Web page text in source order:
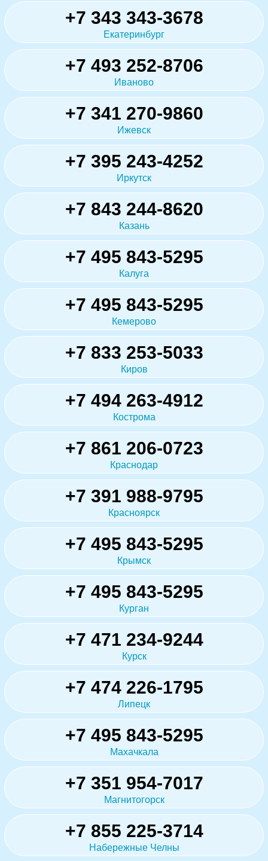
+7 343 343-3678
Екатеринбург
+7 493 252-8706
Иваново
+7 341 270-9860
Ижевск
+7 395 243-4252
Иркутск
+7 843 244-8620
Казань
+7 495 843-5295
Калуга
+7 495 843-5295
Кемерово
+7 833 253-5033
Киров
+7 494 263-4912
Кострома
+7 861 206-0723
Краснодар
+7 391 988-9795
Красноярск
+7 495 843-5295
Крымск
+7 495 843-5295
Курган
+7 471 234-9244
Курск
+7 474 226-1795
Липецк
+7 495 843-5295
Махачкала
+7 351 954-7017
Магнитогорск
+7 855 225-3714
Набережные Челны